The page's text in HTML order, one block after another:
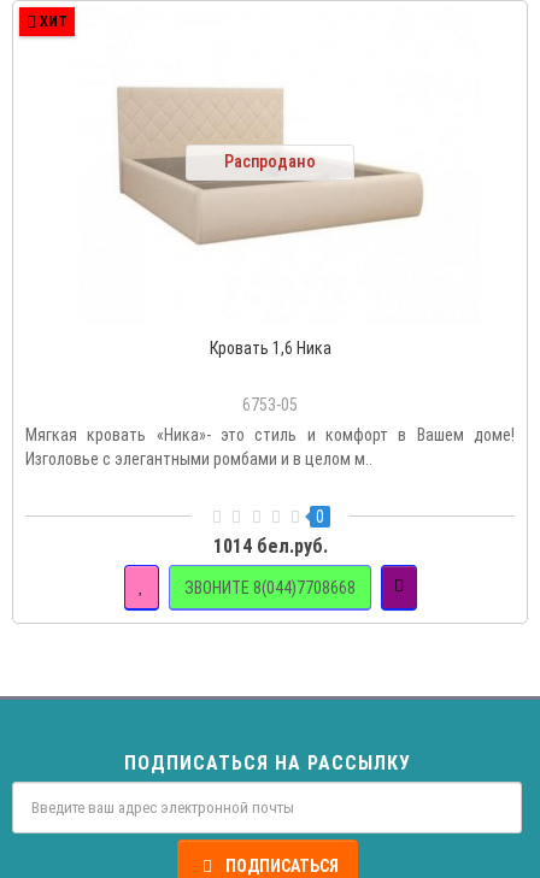
ХИТ
Распродано
Кровать 1,6 Ника
6753-05
Мягкая кровать «Ника»- это стиль и комфорт в Вашем доме!
Изголовье с элегантными ромбами и в целом м..
0
1014 бел.руб.
ЗВОНИТЕ 8(044)7708668
ПОДПИСАТЬСЯ НА РАССЫЛКУ
ПОДПИСАТЬСЯ